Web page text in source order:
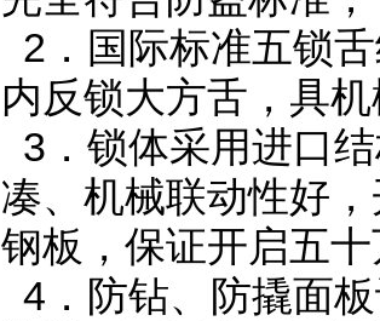
2．国际标准五锁
内反锁大方舌，具
3．锁体采用进口
凑、机械联动性好
钢板，保证开启五
4．防钻、防撬面